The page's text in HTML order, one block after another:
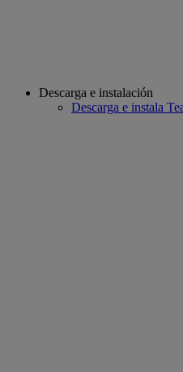
Descarga e instalación
Descarga e instala